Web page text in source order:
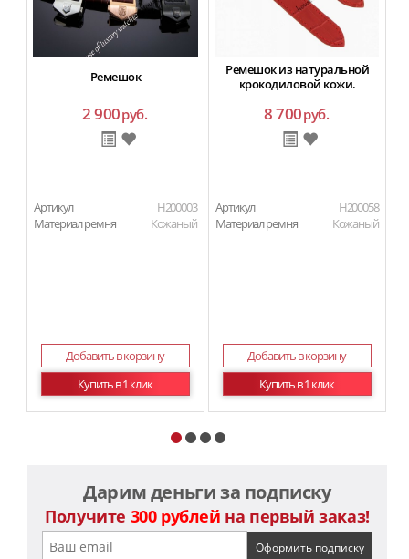
Ремешок
2 900руб.
Артикул
H200003
Материал ремня
Кожаный
Добавить в корзину
Купить в 1 клик
Ремешок из натуральной
крокодиловой кожи.
8 700руб.
Артикул
H200058
Материал ремня
Кожаный
Добавить в корзину
Купить в 1 клик
Дарим деньги за подписку
Получите 300 рублей на первый заказ!